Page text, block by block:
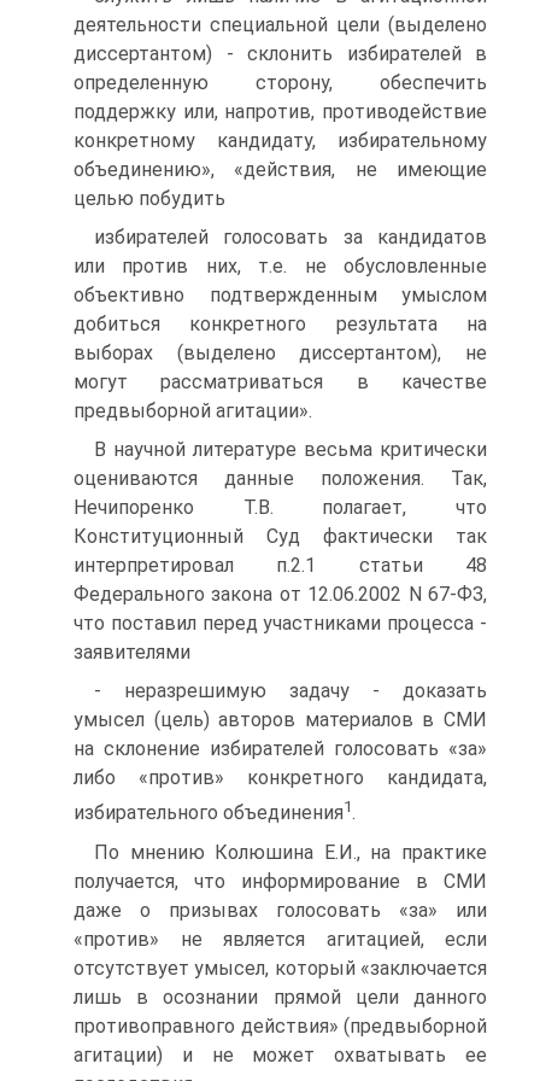
деятельности специальной цели (выделено
диссертантом) - склонить избирателей в
определенную сторону, обеспечить
поддержку или, напротив, противодействие
конкретному кандидату, избирательному
объединению», «действия, не имеющие
целью побудить
избирателей голосовать за кандидатов
или против них, т.е. не обусловленные
объективно подтвержденным умыслом
добиться конкретного результата на
выборах (выделено диссертантом), не
могут рассматриваться в качестве
предвыборной агитации».
В научной литературе весьма критически
оцениваются данные положения. Так,
Нечипоренко Т.В. полагает, что
Конституционный Суд фактически так
интерпретировал п.2.1 статьи 48
Федерального закона от 12.06.2002 N 67-ФЗ,
что поставил перед участниками процесса -
заявителями
- неразрешимую задачу - доказать
умысел (цель) авторов материалов в СМИ
на склонение избирателей голосовать «за»
либо «против» конкретного кандидата,
избирательного объединения1.
По мнению Колюшина Е.И., на практике
получается, что информирование в СМИ
даже о призывах голосовать «за» или
«против» не является агитацией, если
отсутствует умысел, который «заключается
лишь в осознании прямой цели данного
противоправного действия» (предвыборной
агитации) и не может охватывать ее